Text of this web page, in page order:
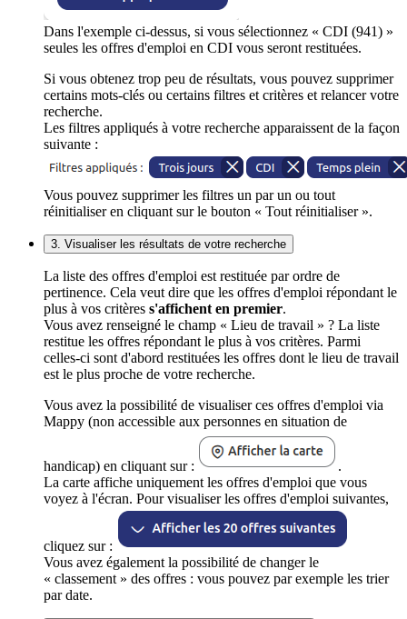
Dans l'exemple ci-dessus, si vous sélectionnez « CDI (941) »
seules les offres d'emploi en CDI vous seront restituées.
Si vous obtenez trop peu de résultats, vous pouvez supprimer
certains mots-clés ou certains filtres et critères et relancer votre
recherche.
Les filtres appliqués à votre recherche apparaissent de la façon
suivante :
Vous pouvez supprimer les filtres un par un ou tout
réinitialiser en cliquant sur le bouton « Tout réinitialiser ».
3. Visualiser les résultats de votre recherche
La liste des offres d'emploi est restituée par ordre de
pertinence. Cela veut dire que les offres d'emploi répondant le
plus à vos critères s'affichent en premier.
Vous avez renseigné le champ « Lieu de travail » ? La liste
restitue les offres répondant le plus à vos critères. Parmi
celles-ci sont d'abord restituées les offres dont le lieu de travail
est le plus proche de votre recherche.
Vous avez la possibilité de visualiser ces offres d'emploi via
Mappy (non accessible aux personnes en situation de
handicap) en cliquant sur :
.
La carte affiche uniquement les offres d'emploi que vous
voyez à l'écran. Pour visualiser les offres d'emploi suivantes,
cliquez sur :
Vous avez également la possibilité de changer le
« classement » des offres : vous pouvez par exemple les trier
par date.